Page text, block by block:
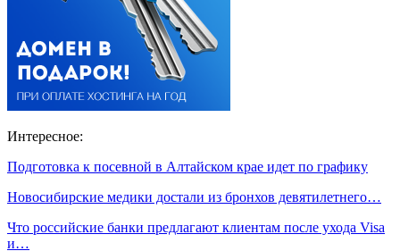
Интересное:
Подготовка к посевной в Алтайском крае идет по графику
Новосибирские медики достали из бронхов девятилетнего…
Что российские банки предлагают клиентам после ухода Visa
и…